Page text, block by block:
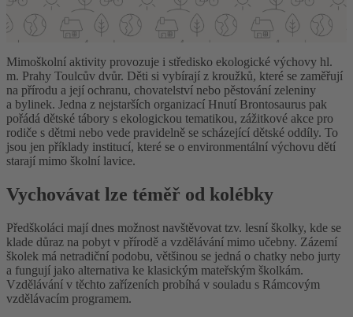
Mimoškolní aktivity provozuje i středisko ekologické výchovy hl.
m. Prahy Toulcův dvůr. Děti si vybírají z kroužků, které se zaměřují
na přírodu a její ochranu, chovatelství nebo pěstování zeleniny
a bylinek. Jedna z nejstarších organizací Hnutí Brontosaurus pak
pořádá dětské tábory s ekologickou tematikou, zážitkové akce pro
rodiče s dětmi nebo vede pravidelně se scházející dětské oddíly. To
jsou jen příklady institucí, které se o environmentální výchovu dětí
starají mimo školní lavice.
Vychovávat lze téměř od kolébky
Předškoláci mají dnes možnost navštěvovat tzv. lesní školky, kde se
klade důraz na pobyt v přírodě a vzdělávání mimo učebny. Zázemí
školek má netradiční podobu, většinou se jedná o chatky nebo jurty
a fungují jako alternativa ke klasickým mateřským školkám.
Vzdělávání v těchto zařízeních probíhá v souladu s Rámcovým
vzdělávacím programem.